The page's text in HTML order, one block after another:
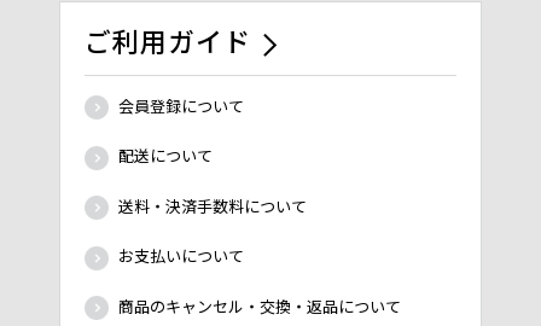
ご利用ガイド
会員登録について
配送について
送料・決済手数料について
お支払いについて
商品のキャンセル・交換・返品について